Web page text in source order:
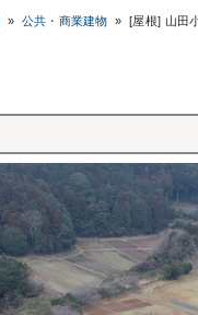
» 公共・商業建物 »[屋根] 山田